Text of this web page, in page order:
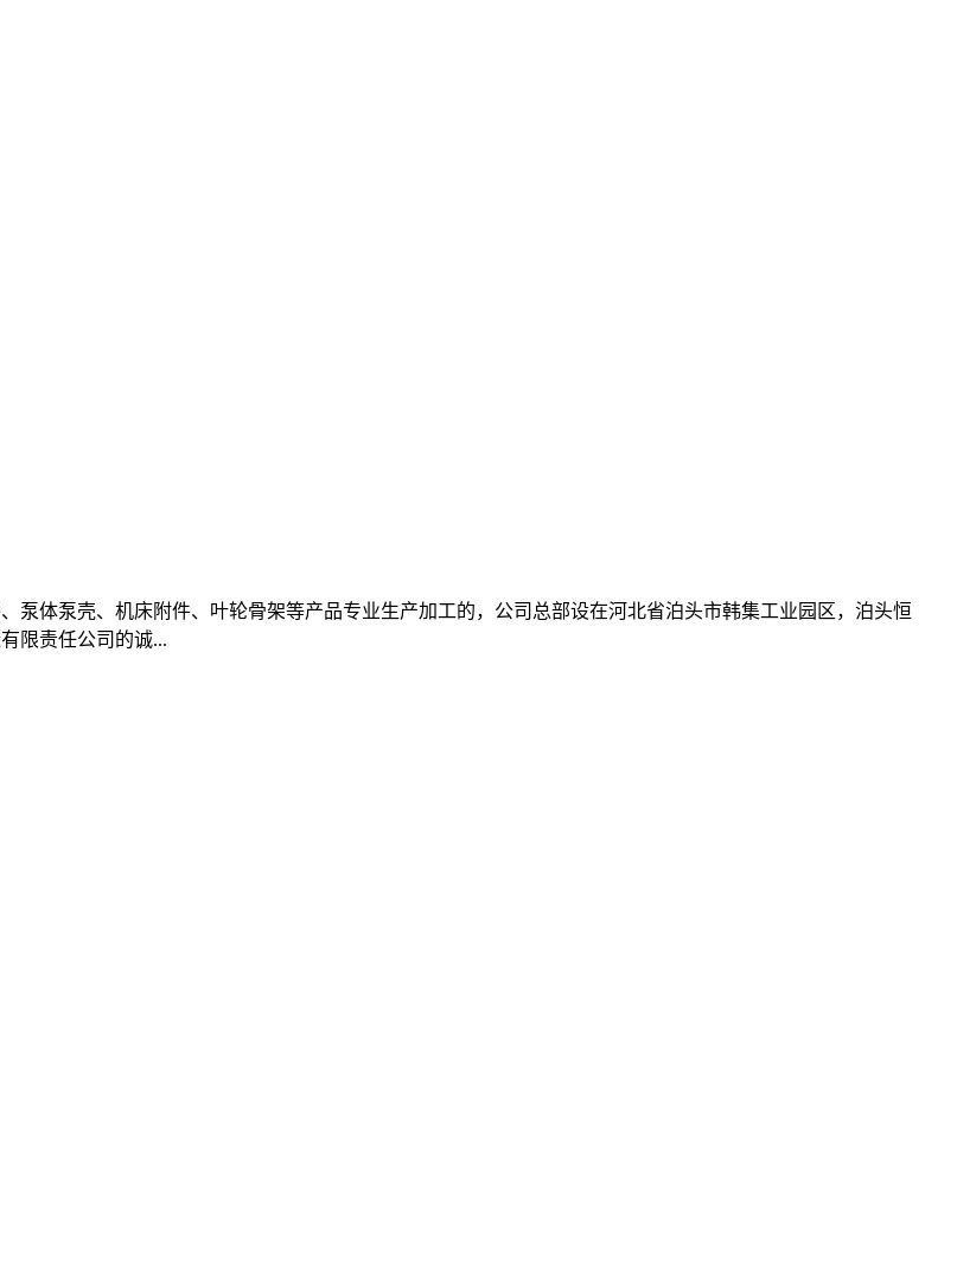
泵体泵壳、机床附件、叶轮骨架等产品专业生产加工的，公司总部设在河北省泊头市韩集工业园区，泊头恒
限责任公司的诚...